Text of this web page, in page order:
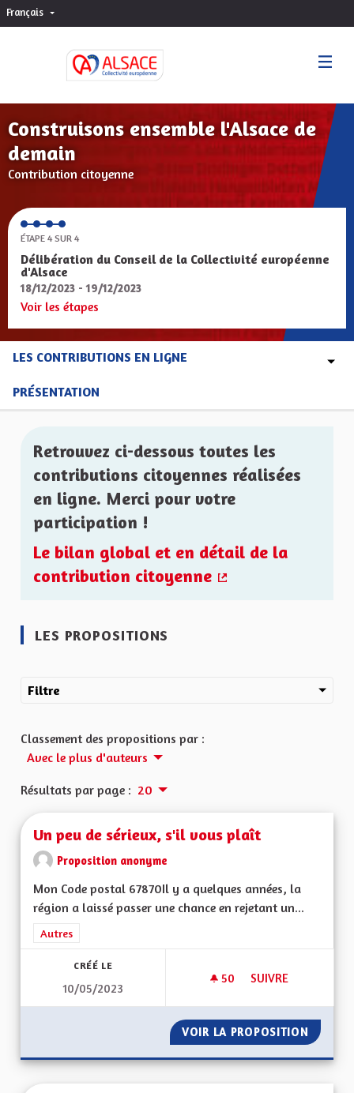
Français Choisir la langue
Construisons ensemble l'Alsace de
demain
Contribution citoyenne
ÉTAPE 4 SUR 4
Délibération du Conseil de la Collectivité européenne
d'Alsace
18/12/2023 - 19/12/2023
Voir les étapes
LES CONTRIBUTIONS EN LIGNE
PRÉSENTATION
Retrouvez ci-dessous toutes les
contributions citoyennes réalisées
en ligne. Merci pour votre
participation !
Le bilan global et en détail de la
contribution citoyenne
LES PROPOSITIONS
Filtre
Classement des propositions par :
Avec le plus d'auteurs
Résultats par page : 20
Un peu de sérieux, s'il vous plaît
Proposition anonyme
Mon Code postal 67870Il y a quelques années, la
région a laissé passer une chance en rejetant un...
Filtrer les résultats de la catégorie : Autres
Autres
CRÉÉ LE
10/05/2023
50 50 ABONNÉS
SUIVRE
VOIR LA PROPOSITION UN